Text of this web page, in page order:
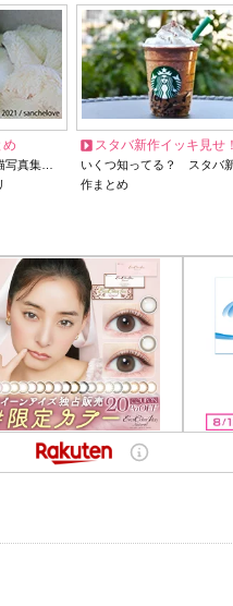
め
写真集…
スタバ新作イッキ見せ！
いくつ知ってる？ スタバ
作まとめ